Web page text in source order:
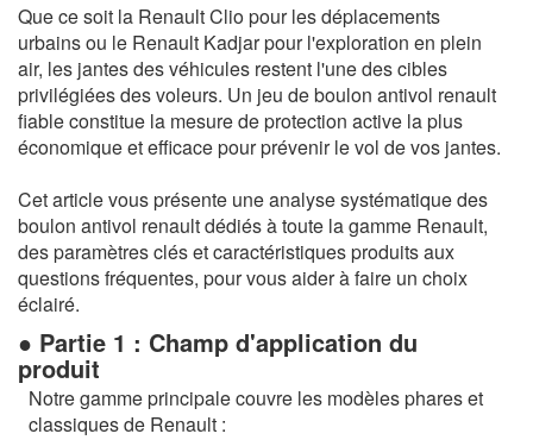
Que ce soit la Renault Clio pour les déplacements
urbains ou le Renault Kadjar pour l'exploration en plein
air, les jantes des véhicules restent l'une des cibles
privilégiées des voleurs. Un jeu de boulon antivol renault
fiable constitue la mesure de protection active la plus
économique et efficace pour prévenir le vol de vos jantes.
Cet article vous présente une analyse systématique des
boulon antivol renault dédiés à toute la gamme Renault,
des paramètres clés et caractéristiques produits aux
questions fréquentes, pour vous aider à faire un choix
éclairé.
● Partie 1 : Champ d'application du
produit
Notre gamme principale couvre les modèles phares et
classiques de Renault :